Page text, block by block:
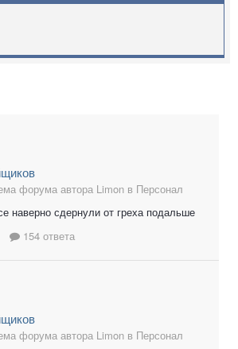
форума автора Limon в Персонал
наверно сдернули от греха подальше
154 ответа
форума автора Limon в Персонал